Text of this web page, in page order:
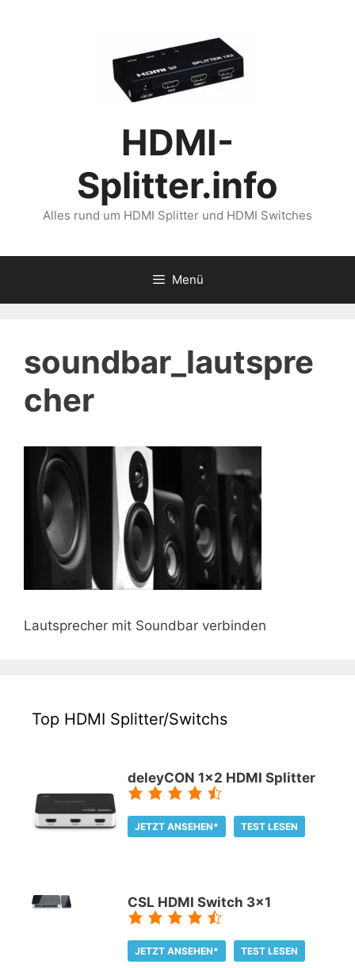
HDMI-
Splitter.info
Alles rund um HDMI Splitter und HDMI Switches
Menü
soundbar_lautspre
cher
Lautsprecher mit Soundbar verbinden
Top HDMI Splitter/Switchs
deleyCON 1x2 HDMI Splitter
JETZT ANSEHEN* TEST LESEN
CSL HDMI Switch 3x1
JETZT ANSEHEN* TEST LESEN